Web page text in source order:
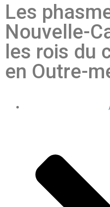
Les
Nouvelle-
les rois du
en Outre-